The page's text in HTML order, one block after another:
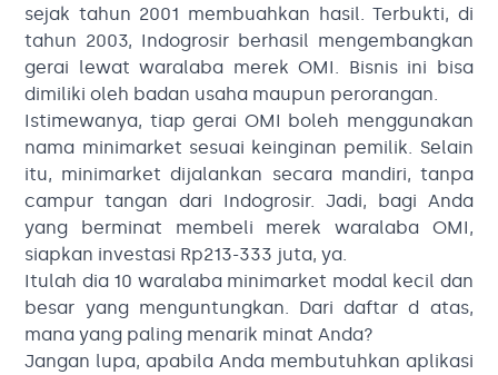
sejak tahun 2001 membuahkan hasil. Terbukti, di
tahun 2003, Indogrosir berhasil mengembangkan
gerai lewat waralaba merek OMI. Bisnis ini bisa
dimiliki oleh badan usaha maupun perorangan.
Istimewanya, tiap gerai OMI boleh menggunakan
nama minimarket sesuai keinginan pemilik. Selain
itu, minimarket dijalankan secara mandiri, tanpa
campur tangan dari Indogrosir. Jadi, bagi Anda
yang berminat membeli merek waralaba OMI,
siapkan investasi Rp213-333 juta, ya.
Itulah dia 10 waralaba minimarket modal kecil dan
besar yang menguntungkan. Dari daftar d atas,
mana yang paling menarik minat Anda?
Jangan lupa, apabila Anda membutuhkan aplikasi